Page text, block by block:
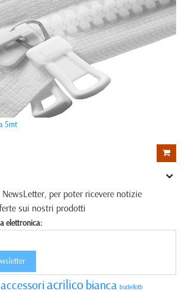
5mt
per poter ricevere notizie
sui nostri prodotti
elettronica:
accessori acrilico bianca budellotti